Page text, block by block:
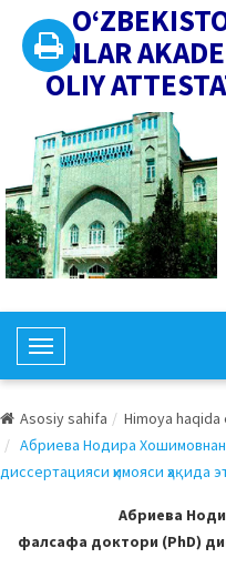
FANLAR
OLIY
T
o
g
l
e
a
Asosiy sahifa
Himoya haqida
Абриева Нодира
диссертацияси ҳимояси ҳақида
Абриева
фалсафа доктори (PhD)